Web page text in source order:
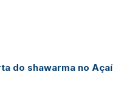
do shawarma no Açaí